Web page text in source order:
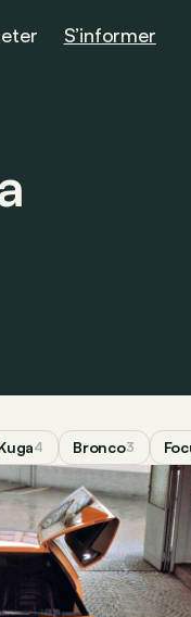
S’informer
4 Bronco3